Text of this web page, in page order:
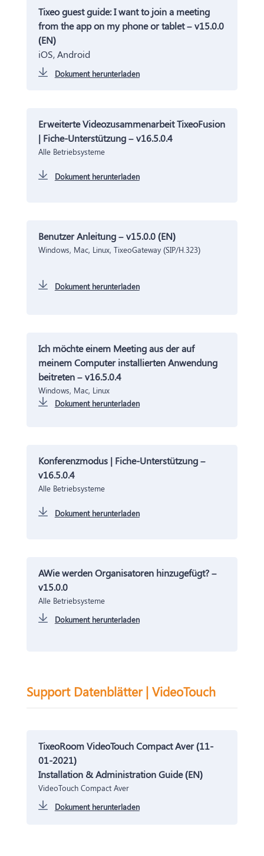
Tixeo guest guide: I want to join a meeting
from the app on my phone or tablet – v15.0.0
(EN)
iOS, Android
Dokument herunterladen
Erweiterte Videozusammenarbeit TixeoFusion
| Fiche-Unterstützung – v16.5.0.4
Alle Betriebsysteme
Dokument herunterladen
Benutzer Anleitung – v15.0.0 (EN)
Windows, Mac, Linux, TixeoGateway (SIP/H.323)
Dokument herunterladen
Ich möchte einem Meeting aus der auf
meinem Computer installierten Anwendung
beitreten – v16.5.0.4
Windows, Mac, Linux
Dokument herunterladen
Konferenzmodus | Fiche-Unterstützung –
v16.5.0.4
Alle Betriebsysteme
Dokument herunterladen
AWie werden Organisatoren hinzugefügt? –
v15.0.0
Alle Betriebsysteme
Dokument herunterladen
Support Datenblätter | VideoTouch
TixeoRoom VideoTouch Compact Aver (11-
01-2021)
Installation & Administration Guide (EN)
VideoTouch Compact Aver
Dokument herunterladen